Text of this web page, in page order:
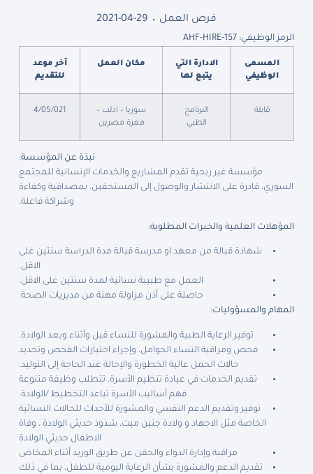
فرص العمل 2021-04-29
الرمز الوظيفي: AHF-HIRE-157
المسمى
الوظيفي
الادارة التي
يتبع لها
مكان العمل
آخر موعد
للتقديم
قابلة
البرنامج
الطبي
سوريا – ادلب –
معرة مصرين
4/05/021
نبذة عن المؤسسة:
مؤسسة غير ربحية تقدم المشاريع والخدمات الإنسانية للمجتمع
السوري، قادرة على الانتشار والوصول إلى المستحقين، بمصداقية وكفاءة
وشراكة فاعلة.
المؤهلات العلمية والخبرات المطلوبة:
شهادة قبالة من معهد او مدرسة قبالة مدة الدراسة سنتين على
الاقل.
العمل مع طبيبة نسائية لمدة سنتين على الاقل.
حاصلة على أذن مزاولة مهنة من مديريات الصحة.
المهام والمسؤوليات:
توفير الرعاية الطبية والمشورة للنساء قبل وأثناء وبعد الولادة.
فحص ومراقبة النساء الحوامل، وإجراء اختبارات الفحص وتحديد
حالات الحمل عالية الخطورة والإحالة عند الحاجة إلى التوليد.
تقديم الخدمات في عيادة تنظيم الأسرة. تتطلب وظيفة متنوعة
فهم أساليب الأسرة تباعد التخطيط /الولادة.
توفير وتقديم الدعم النفسي والمشورة للأحداث للحالات النسائية
الخاصة مثل الاجهاد و ولادة جنين ميت، شذوذ حديثي الولادة ، وفاة
الاطفال حديثي الولادة
مراقبة وإدارة الدواء والحقن عن طريق الوريد أثناء المخاض
تقديم الدعم والمشورة بشأن الرعاية اليومية للطفل، بما في ذلك